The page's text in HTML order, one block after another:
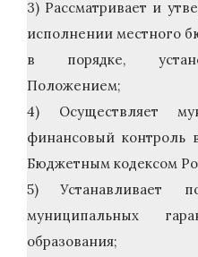
3) Рассматривает и
исполнении местного
в порядке,
Положением;
4) Осуществляет
финансовый контроль
Бюджетным кодексом
5) Устанавливает
муниципальных
образования;